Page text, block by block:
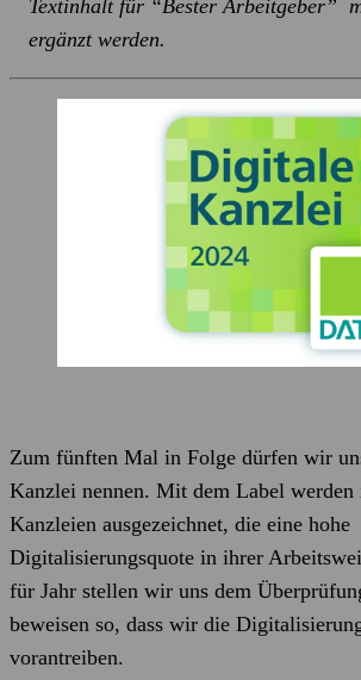
Textinhalt für “Bester Arbeitgeber”
ergänzt werden.
Zum fünften Mal in Folge dürfen wir
Kanzlei nennen. Mit dem Label werden
Kanzleien ausgezeichnet, die eine hohe
Digitalisierungsquote in ihrer
für Jahr stellen wir uns dem
beweisen so, dass wir die
vorantreiben.